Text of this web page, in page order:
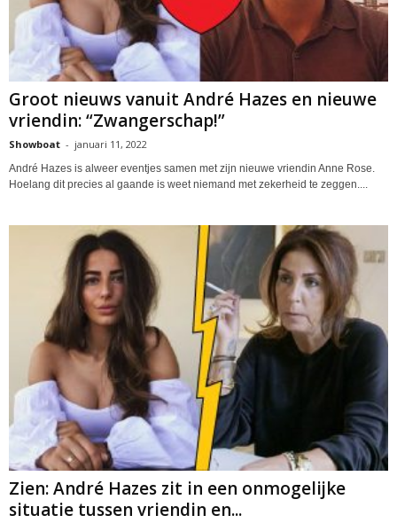
Groot nieuws vanuit André Hazes en nieuwe
vriendin: “Zwangerschap!”
Showboat - januari 11, 2022
André Hazes is alweer eventjes samen met zijn nieuwe vriendin Anne Rose.
Hoelang dit precies al gaande is weet niemand met zekerheid te zeggen....
Zien: André Hazes zit in een onmogelijke
situatie tussen vriendin en...